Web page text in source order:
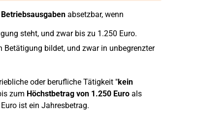
Betriebsausgabenabsetzbar, wenn
steht, und zwar bis zu 1.250 Euro.
bildet, und zwar in unbegrenzter
oder berufliche Tätigkeit "kein
zum Höchstbetrag von 1.250 Euroals
ist ein Jahresbetrag.